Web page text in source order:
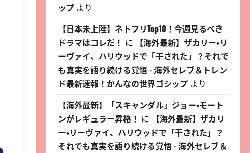
ップより
【日本未上陸】ネトフリTop10！今週見るべき
ドラマはコレだ！ に
【海外最新】ザカリー・リ
ーヴァイ、ハリウッドで「干された」？それで
も真実を語り続ける覚悟 - 海外セレブ＆トレン
ド最新速報！かんなの世界ゴシップより
【海外最新】「スキャンダル」ジョー・モート
ンがレギュラー昇格！ に
【海外最新】ザカリ
ー・リーヴァイ、ハリウッドで「干された」？
それでも真実を語り続ける覚悟 - 海外セレブ＆